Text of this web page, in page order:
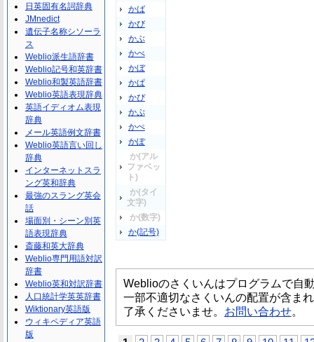
かば
かび
かぶ
かべ
かぼ
かぱ
かぴ
かぷ
かぺ
かぽ
か(アル
ファベッ
ト)
か(タイ
文字)
か(数字)
か(記号)
Weblioのさくいんはプログラムで自
一部不適切なさくいんの配置が含ま
了承くださいませ。 お問い合わせ。
日英固有名詞辞典
JMnedict
遺伝子名称シソーラ
ス
Weblio派生語辞書
Weblio記号和英辞書
Weblio和製英語辞書
Weblio英語表現辞典
英語イディオム表現
辞典
メール英語例文辞書
Weblio英語言い回し
辞典
インターネットスラ
ング英和辞典
最強のスラング英会
話
場面別・シーン別英
語表現辞典
斎藤和英大辞典
Weblio専門用語対訳
辞書
Weblio英和対訳辞書
人口統計学英英辞書
Wiktionary英語版
ウィキペディア英語
版